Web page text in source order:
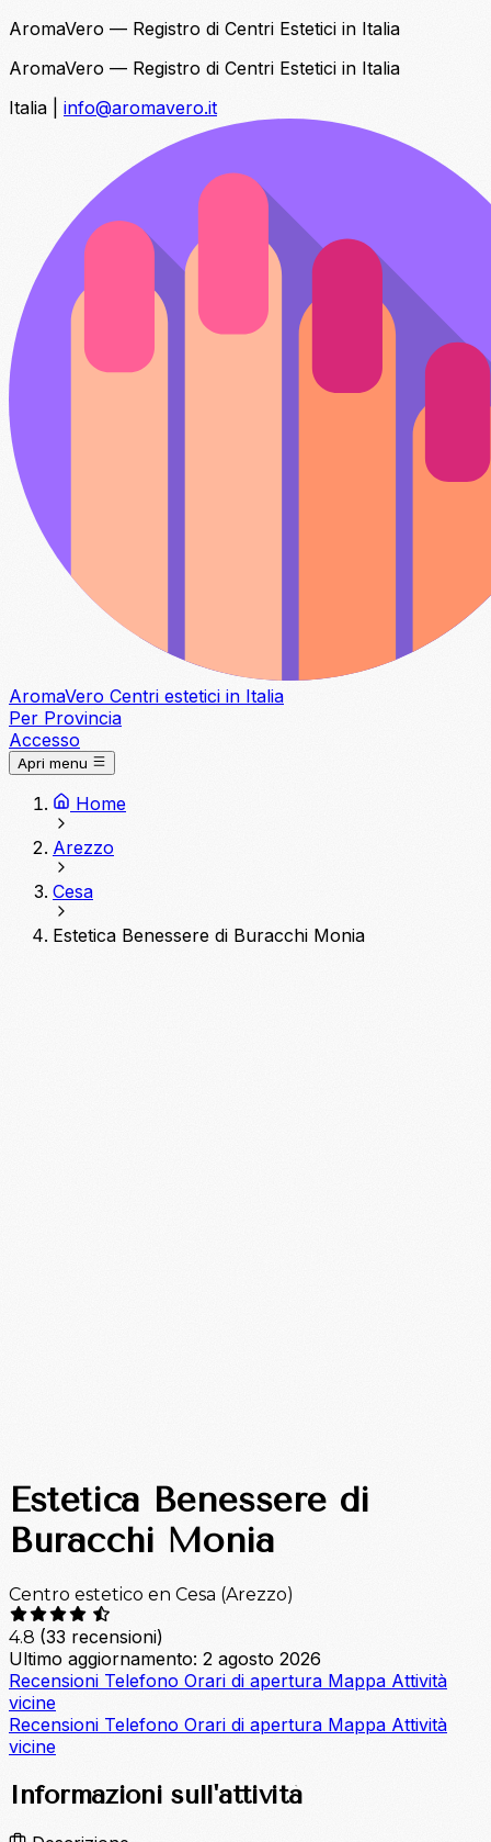
AromaVero — Registro di Centri Estetici in Italia
AromaVero — Registro di Centri Estetici in Italia
Italia
info@aromavero.it
AromaVero Centri estetici in Italia
Per Provincia
Accesso
Apri menu
Home
Arezzo
Cesa
Estetica Benessere di Buracchi Monia
Estetica Benessere di
Buracchi Monia
Centro estetico en Cesa (Arezzo)
4.8 (33 recensioni)
Ultimo aggiornamento: 2 agosto 2026
Recensioni Telefono Orari di apertura Mappa Attività
vicine
Recensioni Telefono Orari di apertura Mappa Attività
vicine
Informazioni sull'attività